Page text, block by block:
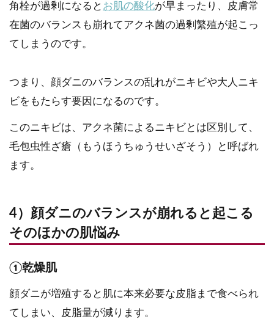
角栓が過剰になると お肌の酸化が早まったり、皮膚常
在菌のバランスも崩れてアクネ菌の過剰繁殖が起こっ
てしまうのです。
つまり、顔ダニのバランスの乱れがニキビや大人ニキ
ビをもたらす要因になるのです。
このニキビは、アクネ菌によるニキビとは区別して、
毛包虫性ざ瘡（もうほうちゅうせいざそう）と呼ばれ
ます。
4）顔ダニのバランスが崩れると起こる
そのほかの肌悩み
①乾燥肌
顔ダニが増殖すると肌に本来必要な皮脂まで食べられ
てしまい、皮脂量が減ります。